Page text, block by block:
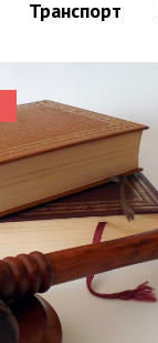
Транспорт